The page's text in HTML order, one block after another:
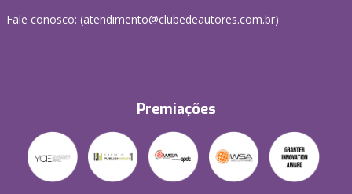
Fale conosco: (atendimento@clubedeautores.com.br)
Premiações